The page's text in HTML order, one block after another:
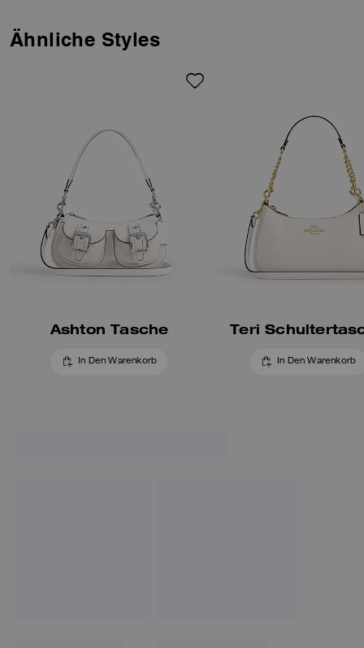
Ähnliche Styles
Ashton Tasche
In Den Warenkorb
Teri
In Den Warenkorb